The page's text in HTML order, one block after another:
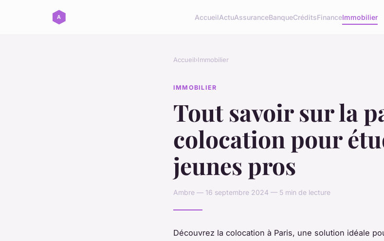
AccueilActuAssuranceBanqueCréditsFinanceImmobilier
Accueil›Immobilier
IMMOBILIER
Tout savoir sur la
colocation pour
jeunes pros
Ambre — 16 septembre 2024 — 5 min de lecture
Découvrez la colocation à Paris, une solution idéale